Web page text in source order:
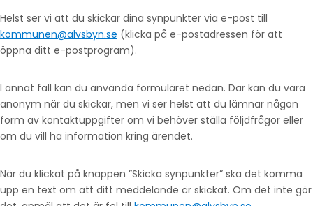
Helst ser vi att du skickar dina synpunkter via e-post till
kommunen@alvsbyn.se (klicka på e-postadressen för att
öppna ditt e-postprogram).
I annat fall kan du använda formuläret nedan. Där kan du vara
anonym när du skickar, men vi ser helst att du lämnar någon
form av kontaktuppgifter om vi behöver ställa följdfrågor eller
om du vill ha information kring ärendet.
När du klickat på knappen ”Skicka synpunkter” ska det komma
upp en text om att ditt meddelande är skickat. Om det inte gör